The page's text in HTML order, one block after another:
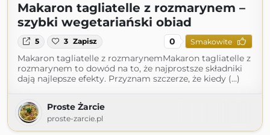
Makaron tagliatelle z rozmarynem –
szybki wegetariański obiad
5 3 Zapisz 0 Smakowite
Makaron tagliatelle z rozmarynemMakaron tagliatelle z
rozmarynem to dowód na to, że najprostsze składniki
dają najlepsze efekty. Przyznam szczerze, że kiedy (...)
Proste Żarcie
proste-zarcie.pl